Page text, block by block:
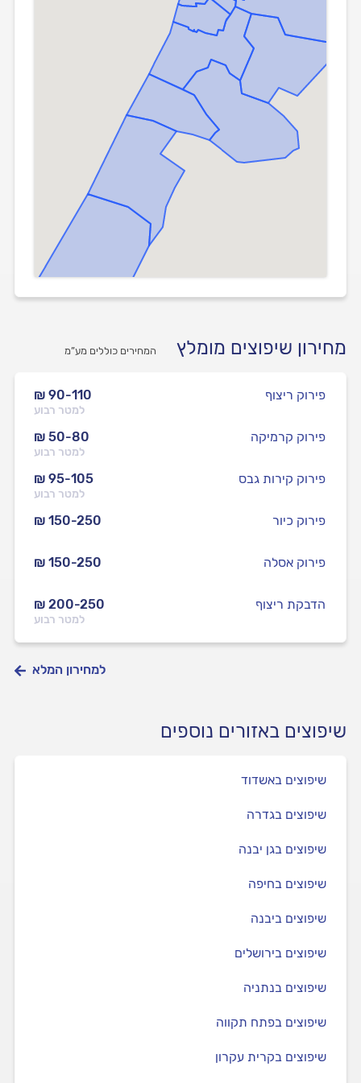
מחירון שיפוצים מומלץ המחירים כוללים מע”מ
₪ 90-110
למטר רבוע
פירוק ריצוף
₪ 50-80
למטר רבוע
פירוק קרמיקה
₪ 95-105
למטר רבוע
פירוק קירות גבס
₪ 150-250 פירוק כיור
₪ 150-250 פירוק אסלה
₪ 200-250
למטר רבוע
הדבקת ריצוף
למחירון המלא
שיפוצים באזורים נוספים
שיפוצים באשדוד
שיפוצים בגדרה
שיפוצים בגן יבנה
שיפוצים בחיפה
שיפוצים ביבנה
שיפוצים בירושלים
שיפוצים בנתניה
שיפוצים בפתח תקווה
שיפוצים בקרית עקרון